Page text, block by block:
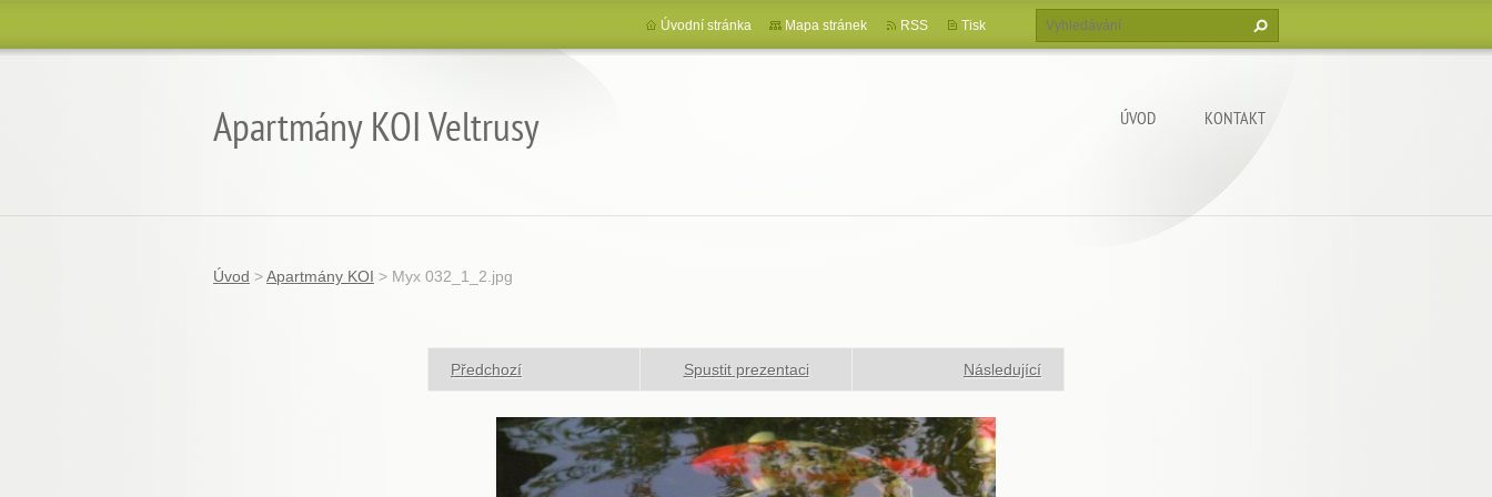
Apartmány KOI Veltrusy ÚVOD KONTAKT
Úvodní stránka Mapa stránek RSS Tisk
Úvod >Apartmány KOI > Myx 032_1_2.jpg
Předchozí Spustit prezentaci Následující